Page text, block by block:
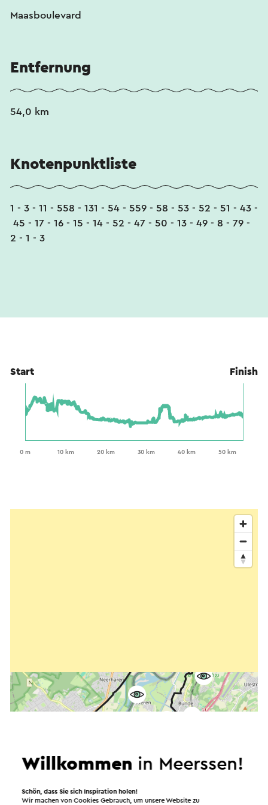
leicht zurechtfinden. Sie werden von der
Maasboulevard
Entfernung
54,0 km
Knotenpunktliste
1 - 3 - 11 - 558 - 131 - 54 - 559 - 58 - 53 - 52 - 51 - 43 -
45 - 17 - 16 - 15 - 14 - 52 - 47 - 50 - 13 - 49 - 8 - 79 -
2 - 1 - 3
Start Finish
Willkommen in Meerssen!
Schön, dass Sie sich Inspiration holen!
Wir machen von Cookies Gebrauch, um unsere Website zu